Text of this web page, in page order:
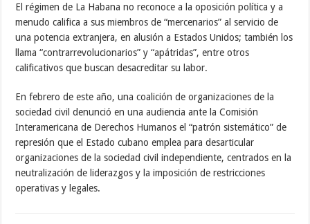
El régimen de La Habana no reconoce a la oposición política y a
menudo califica a sus miembros de “mercenarios” al servicio de
una potencia extranjera, en alusión a Estados Unidos; también los
llama “contrarrevolucionarios” y “apátridas”, entre otros
calificativos que buscan desacreditar su labor.
En febrero de este año, una coalición de organizaciones de la
sociedad civil denunció en una audiencia ante la Comisión
Interamericana de Derechos Humanos el “patrón sistemático” de
represión que el Estado cubano emplea para desarticular
organizaciones de la sociedad civil independiente, centrados en la
neutralización de liderazgos y la imposición de restricciones
operativas y legales.